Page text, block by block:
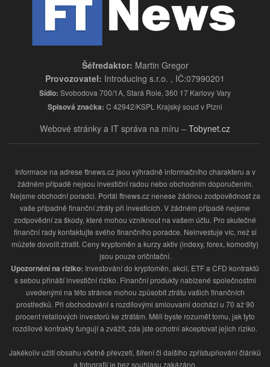
Šéfredaktor: Martin Gregor
Provozovatel: Introducing s.r.o. , IČ:07990201
Sídlo: Svobodova 700/1A, Stará Role, 360 17 Karlovy Vary
Spisová značka: C 42942/KSPL Krajský soud v Plzni
Webové stránky a IT správa na míru – Tobynet.cz
Informace na adrese ftnews.cz jsou výhradně informačního charakteru a v
žádném případě nejsou investiční radou nebo obchodním doporučením.
Nejsme obchodní poradci. Portál ftnews.cz nenese žádnou zodpovědnost za
vaše případně finanční ztráty při investicích. V žádném případě nejsme
zodpovědní za škody, které mohou vzniknout na vašem účtu. Pro skutečné
finanční rady kontaktujte svého finančního poradce. Neinvestuje víc, než si
můžete dovolit ztratit. Ceny kryptoměn a kurzy aktiv (indexy, forex, komodity)
jsou pouze oričntační.
Upozornění na riziko: Investování do kryptoměn, akcií, ETF a CFD kontraktů
s sebou přináší investiční riziko. Finanční produkty nabízené společnostmi
uvedenými na této stránce mohou způsobit ztrátu vašich finančních
prostředků. Při obchodování s rozdílovými smlouvami dochází u 70 až 90
procent retailových investorů ke ztrátám. Měli byste rozumět tomu, jak tyto
rozdílové kontrakty fungují a zvážit, zda jste ochotni akceptovat jejich riziko.
Jakékoliv užití obsahu včetně převzetí, šíření či dalšího zpřístupňování článků
a fotografií je bez souhlasu zakázáno.